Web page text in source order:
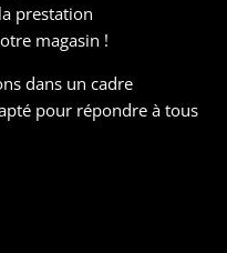
prestation
magasin !
dans un cadre
pour répondre à tous